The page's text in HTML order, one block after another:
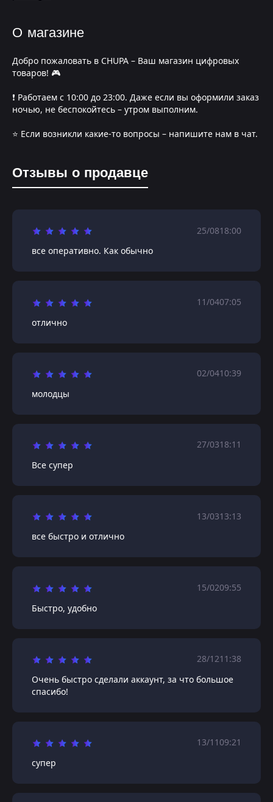
О магазине
Добро пожаловать в CHUPA – Ваш магазин цифровых
товаров! 🎮
❗️ Работаем с 10:00 до 23:00. Даже если вы оформили заказ
ночью, не беспокойтесь – утром выполним.
⭐️ Если возникли какие-то вопросы – напишите нам в чат.
Отзывы о продавце
25/0818:00
все оперативно. Как обычно
11/0407:05
отлично
02/0410:39
молодцы
27/0318:11
Все супер
13/0313:13
все быстро и отлично
15/0209:55
Быстро, удобно
28/1211:38
Очень быстро сделали аккаунт, за что большое
спасибо!
13/1109:21
супер